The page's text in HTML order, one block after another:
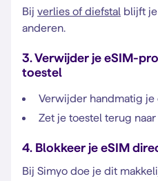
Bij verlies of diefstal blijft
anderen.
3. Verwijder je eSIM-
toestel
Verwijder handmatig je
Zet je toestel terug
4. Blokkeer je eSIM
Bij Simyo doe je dit